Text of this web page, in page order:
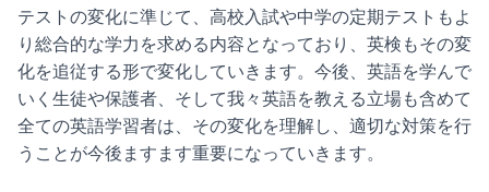
テストの変化に準じて、高校入試や中学の定期テストもよ
り総合的な学力を求める内容となっており、英検もその変
化を追従する形で変化していきます。今後、英語を学んで
いく生徒や保護者、そして我々英語を教える立場も含めて
全ての英語学習者は、その変化を理解し、適切な対策を行
うことが今後ますます重要になっていきます。